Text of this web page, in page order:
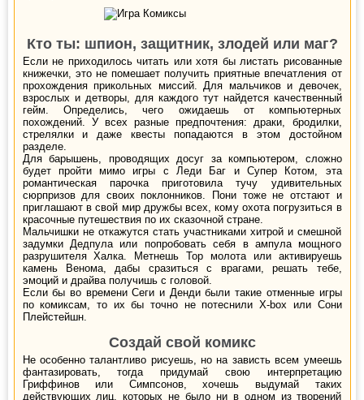
Кто ты: шпион, защитник, злодей или маг?
Если не приходилось читать или хотя бы листать рисованные
книжечки, это не помешает получить приятные впечатления от
прохождения прикольных миссий. Для мальчиков и девочек,
взрослых и детворы, для каждого тут найдется качественный
гейм. Определись, чего ожидаешь от компьютерных
похождений. У всех разные предпочтения: драки, бродилки,
стрелялки и даже квесты попадаются в этом достойном
разделе.
Для барышень, проводящих досуг за компьютером, сложно
будет пройти мимо игры с Леди Баг и Супер Котом, эта
романтическая парочка приготовила тучу удивительных
сюрпризов для своих поклонников. Пони тоже не отстают и
приглашают в свой мир дружбы всех, кому охота погрузиться в
красочные путешествия по их сказочной стране.
Мальчишки не откажутся стать участниками хитрой и смешной
задумки Дедпула или попробовать себя в ампула мощного
разрушителя Халка. Метнешь Тор молота или активируешь
камень Венома, дабы сразиться с врагами, решать тебе,
эмоций и драйва получишь с головой.
Если бы во времени Сеги и Денди были такие отменные игры
по комиксам, то их бы точно не потеснили X-box или Сони
Плейстейшн.
Создай свой комикс
Не особенно талантливо рисуешь, но на зависть всем умеешь
фантазировать, тогда придумай свою интерпретацию
Гриффинов или Симпсонов, хочешь выдумай таких
действующих лиц, которых не было ни в одном из творений